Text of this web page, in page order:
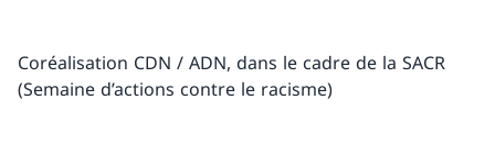
Coréalisation CDN / ADN, dans le cadre de la SACR
(Semaine d’actions contre le racisme)